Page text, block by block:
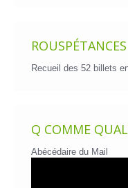
ROUSPÉTANCES
Recueil des 52 billets
Q COMME
Abécédaire du Mail